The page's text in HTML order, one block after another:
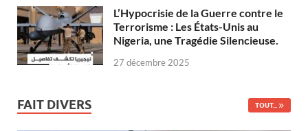
L’Hypocrisie de la Guerre contre le
Terrorisme : Les États-Unis au
Nigeria, une Tragédie Silencieuse.
27 décembre 2025
FAIT DIVERS TOUT...